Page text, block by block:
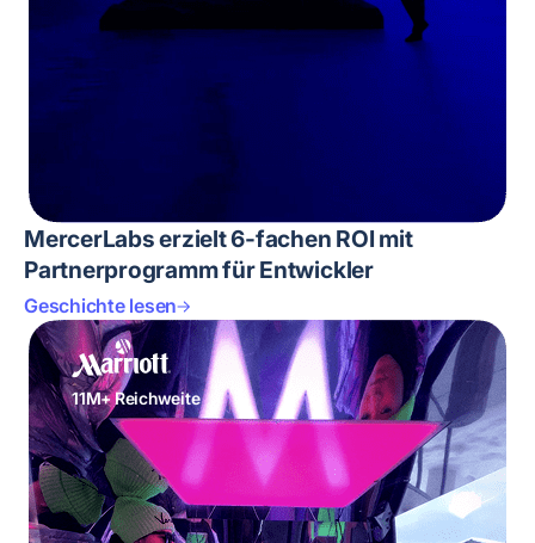
MercerLabs erzielt 6-fachen ROI mit
Partnerprogramm für Entwickler
Geschichte lesen
11M+ Reichweite